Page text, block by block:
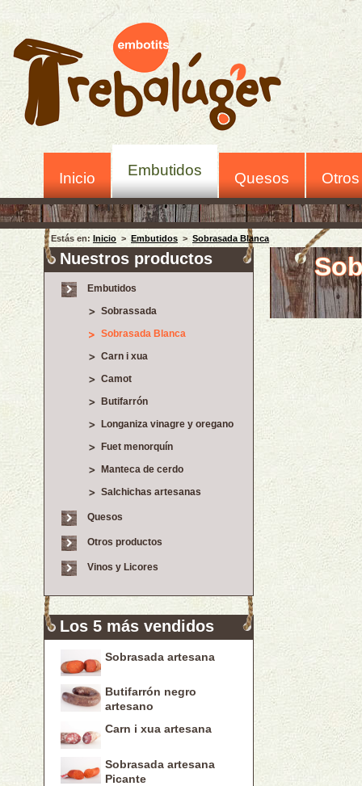
Inicio Embutidos Quesos
Estás en: Inicio > Embutidos > Sobrasada Blanca
Nuestros productos
Embutidos
Sobrassada
Sobrasada Blanca
Carn i xua
Camot
Butifarrón
Longaniza vinagre y oregano
Fuet menorquín
Manteca de cerdo
Salchichas artesanas
Quesos
Otros productos
Vinos y Licores
Los 5 más vendidos
Sobrasada artesana
Butifarrón negro
artesano
Carn i xua artesana
Sobrasada artesana
Picante